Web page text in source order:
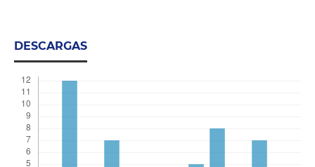
DESCARGAS